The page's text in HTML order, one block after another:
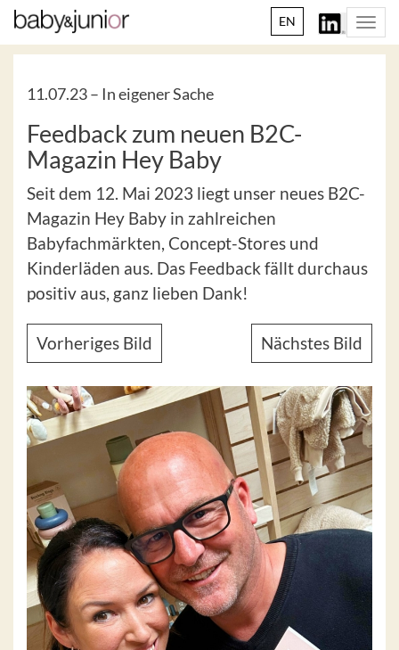
EN
11.07.23 – In eigener Sache
Feedback zum neuen B2C-
Magazin Hey Baby
Seit dem 12. Mai 2023 liegt unser neues B2C-
Magazin Hey Baby in zahlreichen
Babyfachmärkten, Concept-Stores und
Kinderläden aus. Das Feedback fällt durchaus
positiv aus, ganz lieben Dank!
Vorheriges Bild Nächstes Bild